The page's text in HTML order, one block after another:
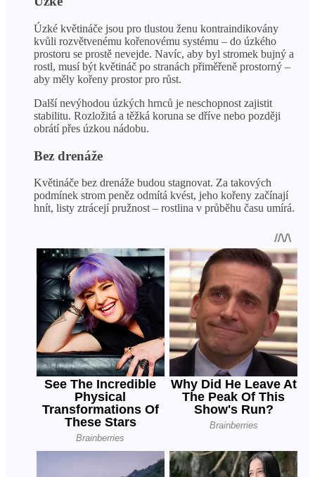
Úzké květináče jsou pro tlustou ženu kontraindikovány
kvůli rozvětvenému kořenovému systému – do úzkého
prostoru se prostě nevejde. Navíc, aby byl stromek bujný a
rostl, musí být květináč po stranách přiměřeně prostorný –
aby měly kořeny prostor pro růst.
Další nevýhodou úzkých hrnců je neschopnost zajistit
stabilitu. Rozložitá a těžká koruna se dříve nebo později
obrátí přes úzkou nádobu.
Bez drenáže
Květináče bez drenáže budou stagnovat. Za takových
podmínek strom peněz odmítá kvést, jeho kořeny začínají
hnít, listy ztrácejí pružnost – rostlina v průběhu času umírá.